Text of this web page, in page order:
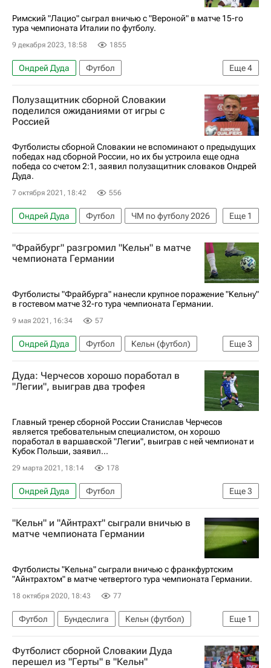
Анонсы и трансляции матчей
Евро-2024
Римский "Лацио" сыграл вничью с "Вероной" в матче 15-го
тура чемпионата Италии по футболу.
9 декабря 2023, 18:58 1855
Еще4
Ондрей Дуда
Футбол
Серия А 2026-2027 (Чемпионат Италии по футболу)
Маттиа Дзакканьи
Верона Лацио
Полузащитник сборной Словакии
поделился ожиданиями от игры с
Россией
Футболисты сборной Словакии не вспоминают о предыдущих
победах над сборной России, но их бы устроила еще одна
победа со счетом 2:1, заявил полузащитник словаков Ондрей
Дуда.
7 октября 2021, 18:42 556
Еще 1
Ондрей Дуда Футбол
ЧМ по футболу 2026
Сборная России по футболу
"Фрайбург" разгромил "Кельн" в матче
чемпионата Германии
Футболисты "Фрайбурга" нанесли крупное поражение "Кельну"
в гостевом матче 32-го тура чемпионата Германии.
9 мая 2021, 16:34 57
Еще3
Ондрей Дуда Футбол
Кельн (футбол)
Фрайбург
Винченцо Грифо
Жонатан Шмид
Дуда: Черчесов хорошо поработал в
"Легии", выиграв два трофея
Главный тренер сборной России Станислав Черчесов
является требовательным специалистом, он хорошо
поработал в варшавской "Легии", выиграв с ней чемпионат и
Кубок Польши, заявил...
29 марта 2021, 18:14 178
Еще3
Ондрей Дуда
Футбол
Сборная России по футболу
Станислав Черчесов
Легия
"Кельн" и "Айнтрахт" сыграли вничью в
матче чемпионата Германии
Футболисты "Кельна" сыграли вничью с франкфуртским
"Айнтрахтом" в матче четвертого тура чемпионата Германии.
18 октября 2020, 18:43 77
Еще 1
Футбол Бундеслига
Кельн (футбол)
Айнтрахт (Франкфурт)
Футболист сборной Словакии Дуда
перешел из "Герты" в "Кельн"